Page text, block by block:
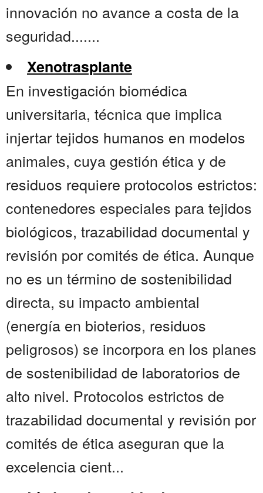
innovación no avance a costa de la
seguridad.......
Xenotrasplante
En investigación biomédica
universitaria, técnica que implica
injertar tejidos humanos en modelos
animales, cuya gestión ética y de
residuos requiere protocolos estrictos:
contenedores especiales para tejidos
biológicos, trazabilidad documental y
revisión por comités de ética. Aunque
no es un término de sostenibilidad
directa, su impacto ambiental
(energía en bioterios, residuos
peligrosos) se incorpora en los planes
de sostenibilidad de laboratorios de
alto nivel. Protocolos estrictos de
trazabilidad documental y revisión por
comités de ética aseguran que la
excelencia cient...